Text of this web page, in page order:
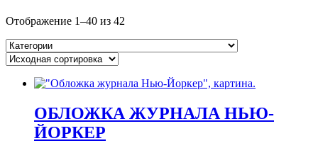
Отображение 1–40 из 42
ОБЛОЖКА ЖУРНАЛА НЬЮ-
ЙОРКЕР